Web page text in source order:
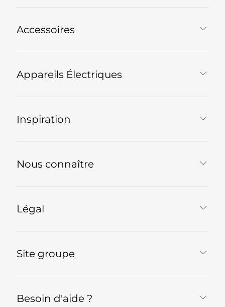
Accessoires
Appareils Électriques
Inspiration
Nous connaître
Légal
Site groupe
Besoin d'aide ?